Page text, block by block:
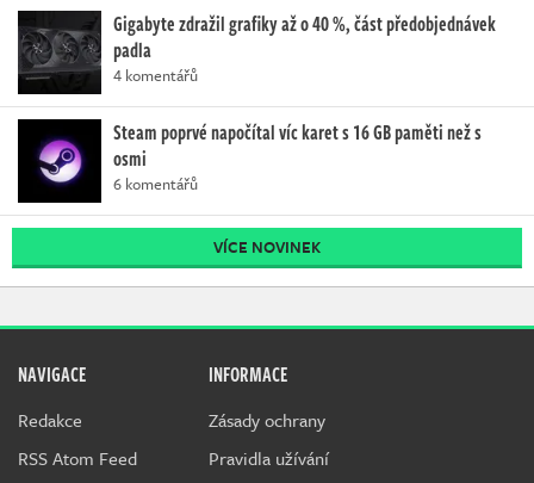
Gigabyte zdražil grafiky až o 40 %, část předobjednávek
padla
4 komentářů
Steam poprvé napočítal víc karet s 16 GB paměti než s
osmi
6 komentářů
VÍCE NOVINEK
NAVIGACE
Redakce
RSS Atom Feed
INFORMACE
Zásady ochrany
Pravidla užívání